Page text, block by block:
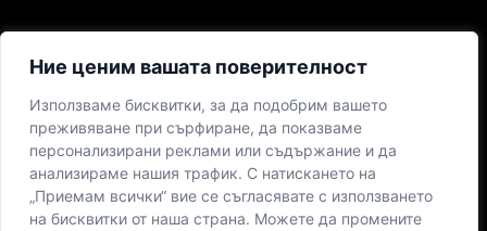
Ние ценим вашата поверителност
Използваме бисквитки, за да подобрим вашето
преживяване при сърфиране, да показваме
персонализирани реклами или съдържание и да
анализираме нашия трафик. С натискането на
„Приемам всички“ вие се съгласявате с използването
на бисквитки от наша страна. Можете да промените